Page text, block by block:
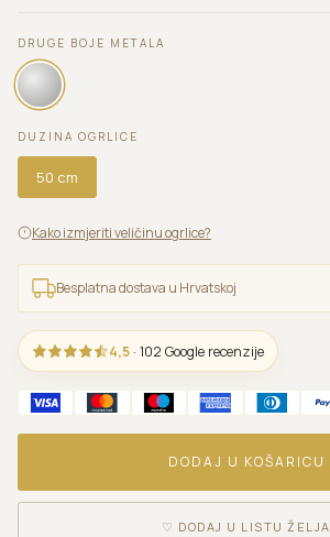
DRUGE BOJE METALA
DUZINA OGRLICE
50 cm
Kako izmjeriti veličinu ogrlice?
Besplatna dostava u Hrvatskoj
4,5 · 102 Google recenzije
DODAJ U KOŠARICU
♡ DODAJ U LISTU ŽELJA